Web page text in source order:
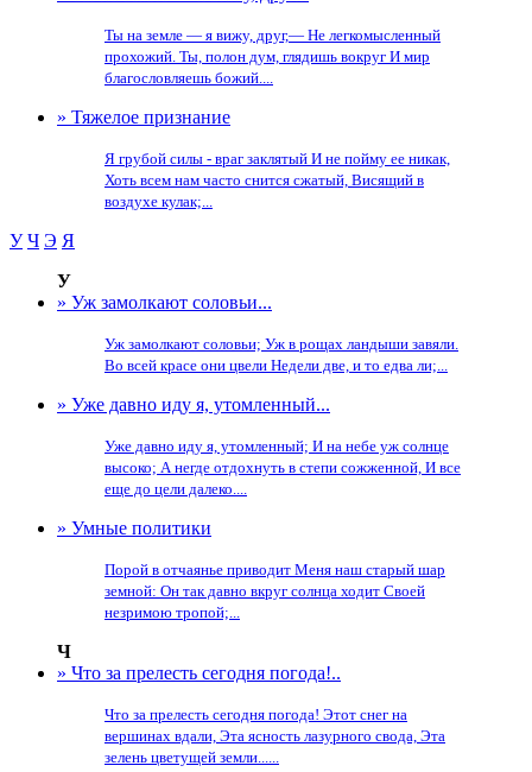
Ты на земле — я вижу, друг,— Не легкомысленный
прохожий. Ты, полон дум, глядишь вокруг И мир
благословляешь божий....
» Тяжелое признание
Я грубой силы - враг заклятый И не пойму ее никак,
Хоть всем нам часто снится сжатый, Висящий в
воздухе кулак;...
У Ч Э Я
У
» Уж замолкают соловьи...
Уж замолкают соловьи; Уж в рощах ландыши завяли.
Во всей красе они цвели Недели две, и то едва ли;...
» Уже давно иду я, утомленный...
Уже давно иду я, утомленный; И на небе уж солнце
высоко; А негде отдохнуть в степи сожженной, И все
еще до цели далеко....
» Умные политики
Порой в отчаянье приводит Меня наш старый шар
земной: Он так давно вкруг солнца ходит Своей
незримою тропой;...
Ч
» Что за прелесть сегодня погода!..
Что за прелесть сегодня погода! Этот снег на
вершинах вдали, Эта ясность лазурного свода, Эта
зелень цветущей земли......